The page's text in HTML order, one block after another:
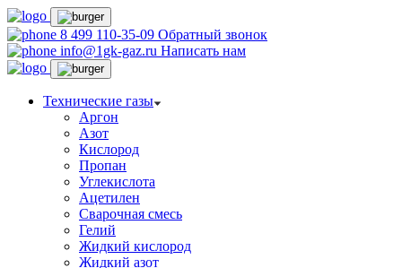
8 499 110-35-09 Обратный звонок
info@1gk-gaz.ru Написать нам
Технические газы
Аргон
Азот
Кислород
Пропан
Углекислота
Ацетилен
Сварочная смесь
Гелий
Жидкий кислород
Жидкий азот